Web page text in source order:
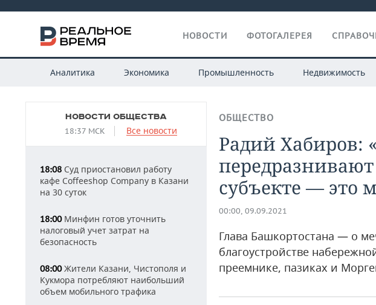
НОВОСТИ ФОТОГАЛЕРЕЯ
Аналитика Экономика Промышленность Недвижимость
НОВОСТИ ОБЩЕСТВА
18:37 МСК Все новости
18:08 Суд приостановил работу
кафе Coffeeshop Company в Казани
на 30 суток
18:00Минфин готов уточнить
налоговый учет затрат на
безопасность
08:00Жители Казани, Чистополя и
Кукмора потребляют наибольший
объем мобильного трафика
ОБЩЕСТВО
Радий Хабиров:
субъекте — это
00:00, 09.09.2021
Глава Башкортостана — о
благоустройстве
преемнике, пазиках и